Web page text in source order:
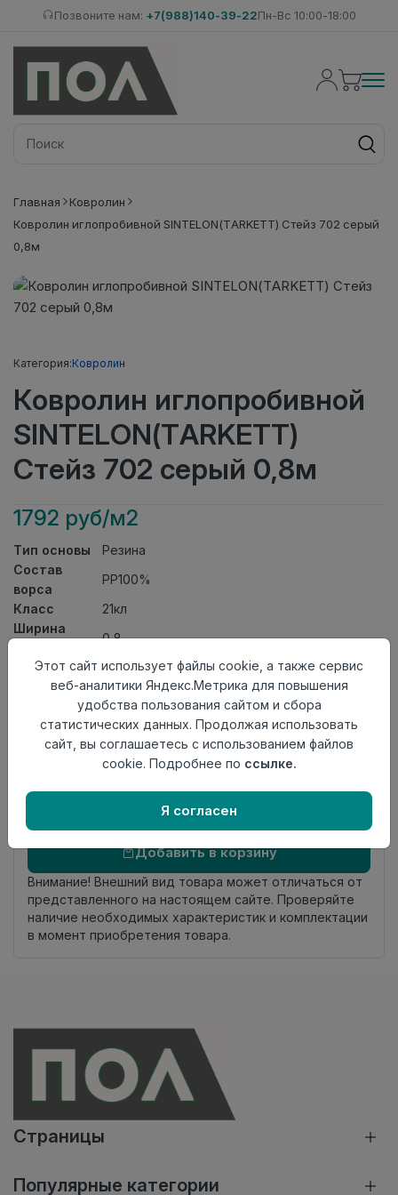
Позвоните нам: +7(988)140-39-22Пн-Вс 10:00-18:00
Главная
Ковролин
Ковролин иглопробивной SINTELON(TARKETT) Стейз 702 серый
0,8м
Категория:Ковролин
Ковролин иглопробивной
SINTELON(TARKETT)
Стейз 702 серый 0,8м
1792 руб/м2
Тип основы
Резина
Состав
ворса
PP100%
Класс
21кл
Ширина
0,8
АктуальностьАктуален
ковролина
Ковролин иглопробивной
Страна
происхождения
Сербия
Добавить в корзину
Внимание! Внешний вид товара может отличаться от
представленного на настоящем сайте. Проверяйте
наличие необходимых характеристик и комплектации
в момент приобретения товара.
Страницы
Популярные категории
Этот сайт использует файлы cookie, а также сервис
веб-аналитики Яндекс.Метрика для повышения
удобства пользования сайтом и сбора
статистических данных. Продолжая использовать
сайт, вы соглашаетесь с использованием файлов
cookie. Подробнее по ссылке.
Я согласен